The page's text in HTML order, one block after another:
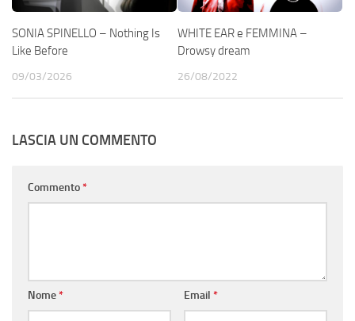
SONIA SPINELLO – Nothing Is
Like Before
09/03/2026
WHITE EAR e FEMMINA –
Drowsy dream
26/08/2022
LASCIA UN COMMENTO
Commento*
Nome* Email *